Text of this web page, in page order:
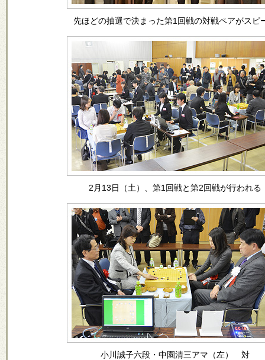
先ほどの抽選で決まった第1回戦の対戦ペアがスピ
2月13日（土）、第1回戦と第2回戦が行われる
小川誠子六段・中園清三アマ（左） 対